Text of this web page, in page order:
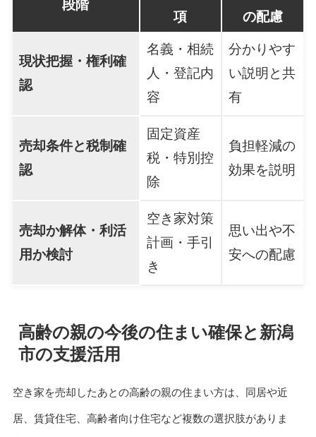
段階
項
の配慮
現状把握・権利確
認
名義・相続
人・登記内
容
分かりやす
い説明と共
有
売却条件と税制確
認
固定資産
税・特別控
除
負担軽減の
効果を説明
売却か解体・利活
用か検討
空き家対策
計画・手引
き
思い出や不
安への配慮
高齢の親の今後の住まい確保と新潟
市の支援活用
空き家を売却したあとの高齢の親の住まい方は、同居や近
居、賃貸住宅、高齢者向け住宅など複数の選択肢がありま